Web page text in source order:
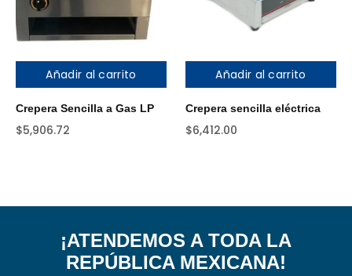
Añadir al carrito
Crepera Sencilla a Gas LP
$5,906.72
Añadir al carrito
Crepera sencilla eléctrica
$6,412.00
¡ATENDEMOS A TODA LA
REPÚBLICA MEXICANA!